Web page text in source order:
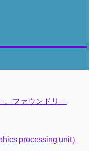
、ファウンドリー
processing unit）